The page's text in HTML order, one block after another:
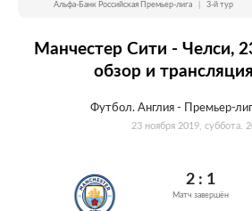
Альфа-Банк Российская Премьер-лига 3-й тур
Манчестер Сити - Челси,
обзор и
Футбол. Англия - Премьер-
23 ноября 2019, суббота.
2 : 1
Матч завершён